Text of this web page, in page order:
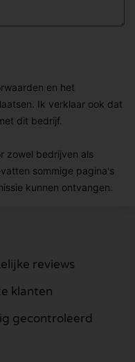
en het
Ik verklaar ook dat
dit bedrijf.
zowel bedrijven als
sommige pagina's
kunnen ontvangen.
reviews
klanten
gecontroleerd